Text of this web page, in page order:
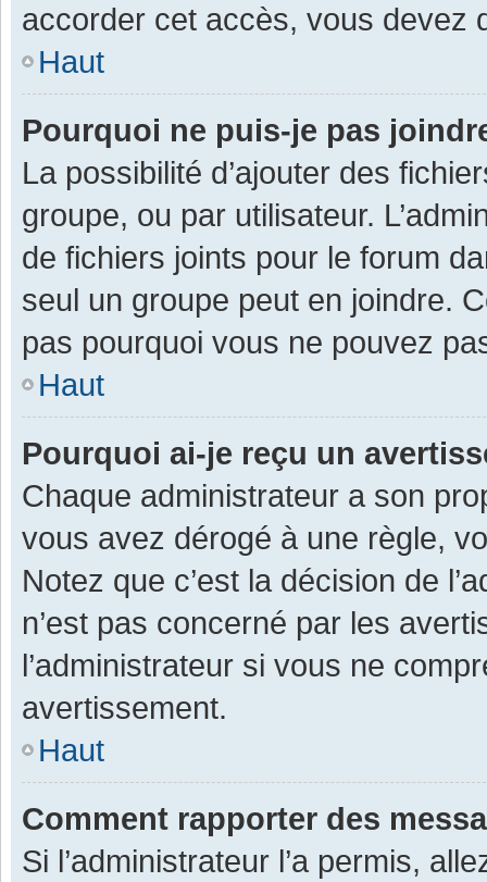
accorder cet accès, vous devez
Haut
Pourquoi ne puis-je pas
La possibilité d’ajouter des
groupe, ou par utilisateur.
de fichiers joints pour le forum
seul un groupe peut en joindre.
pas pourquoi vous ne pouvez
Haut
Pourquoi ai-je reçu un
Chaque administrateur a son
vous avez dérogé à une règle,
Notez que c’est la décision de
n’est pas concerné par les
l’administrateur si vous ne
avertissement.
Haut
Comment rapporter des
Si l’administrateur l’a permis,